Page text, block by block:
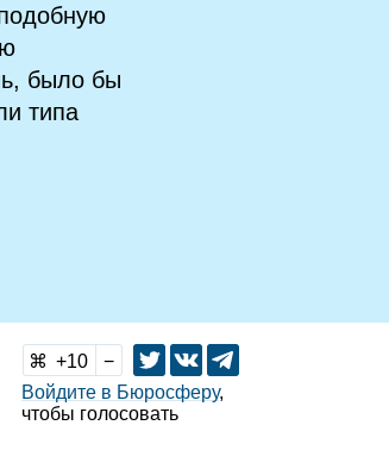
было бы
типа
10
Войдите в Бюросферу,
чтобы голосовать